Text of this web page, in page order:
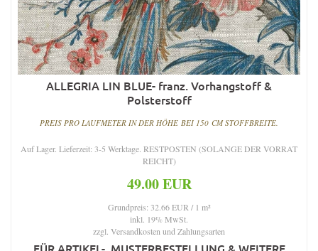
ALLEGRIA LIN BLUE- franz. Vorhangstoff &
Polsterstoff
PREIS PRO LAUFMETER IN DER HÖHE BEI 150 CM STOFFBREITE.
Auf Lager. Lieferzeit: 3-5 Werktage. RESTPOSTEN (SOLANGE DER VORRAT
REICHT)
49.00 EUR
Grundpreis: 32.66 EUR / 1 m²
inkl. 19% MwSt.
zzgl. Versandkosten und Zahlungsarten